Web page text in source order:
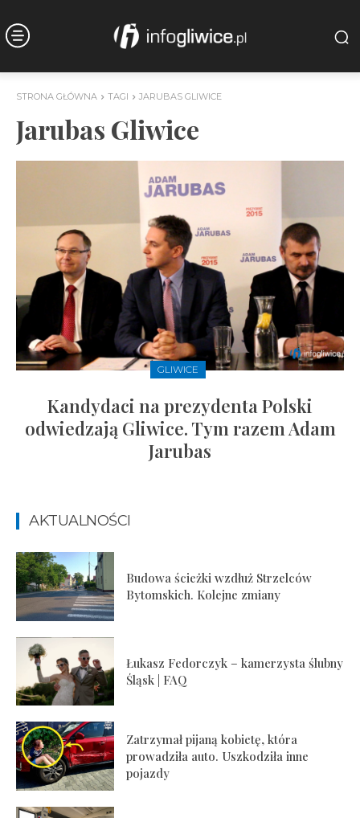
STRONA GŁÓWNA TAGI JARUBAS GLIWICE
Jarubas Gliwice
GLIWICE
Kandydaci na prezydenta Polski
odwiedzają Gliwice. Tym razem Adam
Jarubas
AKTUALNOŚCI
Budowa ścieżki wzdłuż Strzelców
Bytomskich. Kolejne zmiany
Łukasz Fedorczyk – kamerzysta ślubny
Śląsk | FAQ
Zatrzymał pijaną kobietę, która
prowadziła auto. Uszkodziła inne
pojazdy